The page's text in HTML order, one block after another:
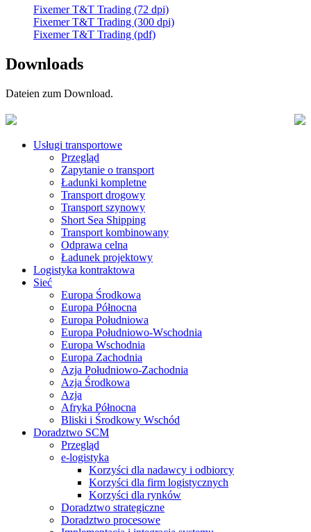
Fixemer T&T Trading (72 dpi)
Fixemer T&T Trading (300 dpi)
Fixemer T&T Trading (pdf)
Downloads
Dateien zum Download.
Usługi transportowe
Przegląd
Zapytanie o transport
Ładunki kompletne
Transport drogowy
Transport szynowy
Short Sea Shipping
Transport kombinowany
Odprawa celna
Ładunek projektowy
Logistyka kontraktowa
Sieć
Europa Środkowa
Europa Północna
Europa Południowa
Europa Południowo-Wschodnia
Europa Wschodnia
Europa Zachodnia
Azja Południowo-Zachodnia
Azja Środkowa
Azja
Afryka Północna
Bliski i Środkowy Wschód
Doradztwo SCM
Przegląd
e-logistyka
Korzyści dla nadawcy i odbiorcy
Korzyści dla firm logistycznych
Korzyści dla rynków
Doradztwo strategiczne
Doradztwo procesowe